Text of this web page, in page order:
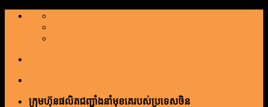
រំលង
ក្រុមហ៊ុនផលិតជញ្ជាំងនាំមុខគេរបស់ប្រទេសចិន